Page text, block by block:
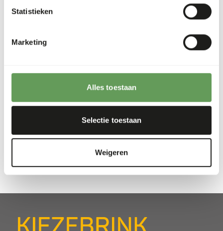
Statistieken
Marketing
Alles toestaan
Selectie toestaan
Weigeren
(6 mm)
Prijs per:15 kg zak